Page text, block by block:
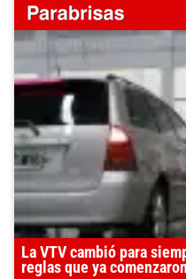
La VTV cambió para
reglas que ya